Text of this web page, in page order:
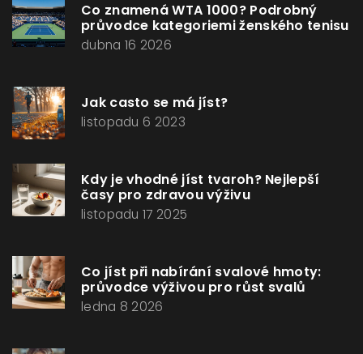
Co znamená WTA 1000? Podrobný
průvodce kategoriemi ženského tenisu
dubna 16 2026
Jak casto se má jíst?
listopadu 6 2023
Kdy je vhodné jíst tvaroh? Nejlepší
časy pro zdravou výživu
listopadu 17 2025
Co jíst při nabírání svalové hmoty:
průvodce výživou pro růst svalů
ledna 8 2026